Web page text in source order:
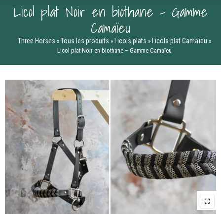
Licol plat Noir en biothane – Gamme
Camaïeu
Three Horses » Tous les produits » Licols plats » Licols plat Camaïeu »
Licol plat Noir en biothane – Gamme Camaïeu